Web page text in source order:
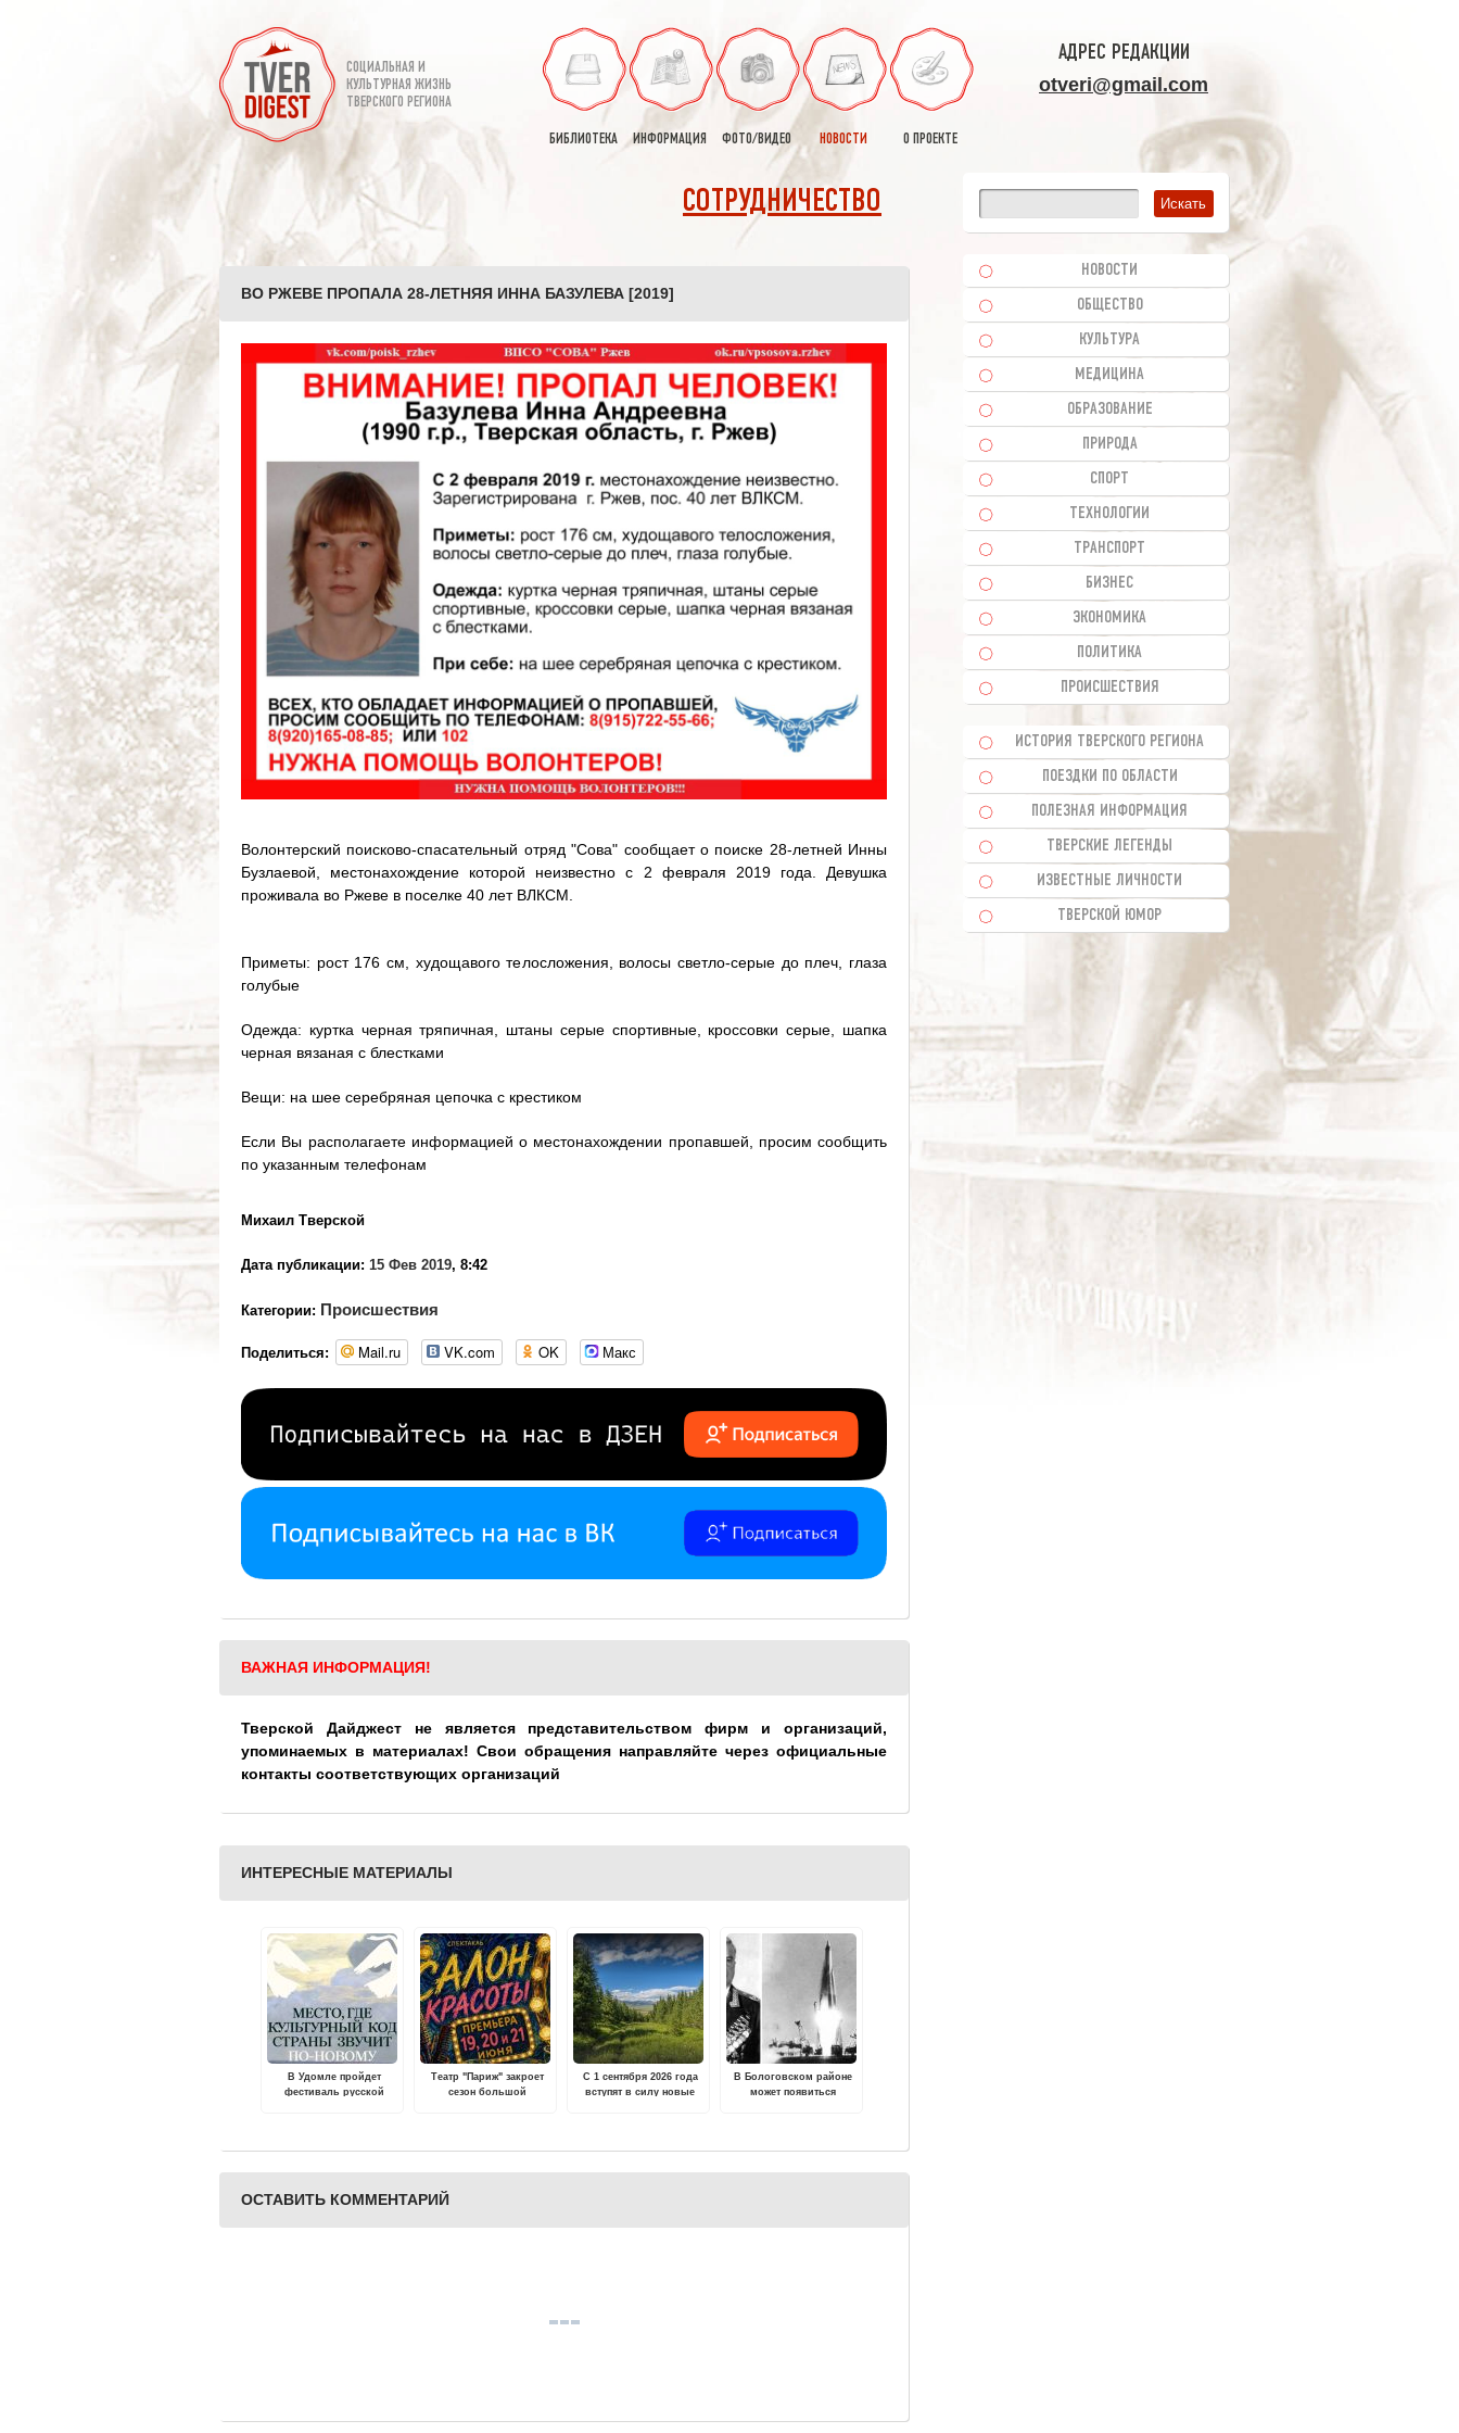
СОЦИАЛЬНАЯ И
КУЛЬТУРНАЯ ЖИЗНЬ
ТВЕРСКОГО РЕГИОНА
БИБЛИОТЕКА ИНФОРМАЦИЯ ФОТО/ВИДЕО НОВОСТИ О ПРОЕКТЕ
АДРЕС РЕДАКЦИИ
otveri@gmail.com
СОТРУДНИЧЕСТВО
ВО РЖЕВЕ ПРОПАЛА 28-ЛЕТНЯЯ ИННА БАЗУЛЕВА [2019]
Волонтерский поисково-спасательный отряд "Сова" сообщает о поиске 28-летней Инны
Бузлаевой, местонахождение которой неизвестно с 2 февраля 2019 года. Девушка
проживала во Ржеве в поселке 40 лет ВЛКСМ.
Приметы: рост 176 см, худощавого телосложения, волосы светло-серые до плеч, глаза
голубые
Одежда: куртка черная тряпичная, штаны серые спортивные, кроссовки серые, шапка
черная вязаная с блестками
Вещи: на шее серебряная цепочка с крестиком
Если Вы располагаете информацией о местонахождении пропавшей, просим сообщить
по указанным телефонам
Михаил Тверской
Дата публикации: 15 Фев 2019, 8:42
Категории: Происшествия
Поделиться: Mail.ru VK.com OK Макс
ВАЖНАЯ ИНФОРМАЦИЯ!
Тверской Дайджест не является представительством фирм и организаций,
упоминаемых в материалах! Свои обращения направляйте через официальные
контакты соответствующих организаций
ИНТЕРЕСНЫЕ МАТЕРИАЛЫ
В Удомле пройдет
фестиваль русской
Театр "Париж" закроет
сезон большой
С 1 сентября 2026 года
вступят в силу новые
В Бологовском районе
может появиться
ОСТАВИТЬ КОММЕНТАРИЙ
НОВОСТИ
ОБЩЕСТВО
КУЛЬТУРА
МЕДИЦИНА
ОБРАЗОВАНИЕ
ПРИРОДА
СПОРТ
ТЕХНОЛОГИИ
ТРАНСПОРТ
БИЗНЕС
ЭКОНОМИКА
ПОЛИТИКА
ПРОИСШЕСТВИЯ
ИСТОРИЯ ТВЕРСКОГО РЕГИОНА
ПОЕЗДКИ ПО ОБЛАСТИ
ПОЛЕЗНАЯ ИНФОРМАЦИЯ
ТВЕРСКИЕ ЛЕГЕНДЫ
ИЗВЕСТНЫЕ ЛИЧНОСТИ
ТВЕРСКОЙ ЮМОР